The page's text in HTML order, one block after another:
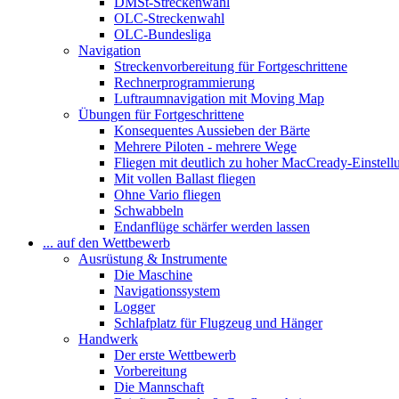
OLC-Streckenwahl
OLC-Bundesliga
Navigation
Streckenvorbereitung für Fortgeschrittene
Rechnerprogrammierung
Luftraumnavigation mit Moving Map
Übungen für Fortgeschrittene
Konsequentes Aussieben der Bärte
Mehrere Piloten - mehrere Wege
Fliegen mit deutlich zu hoher MacCready-
Mit vollen Ballast fliegen
Ohne Vario fliegen
Schwabbeln
Endanflüge schärfer werden lassen
... auf den Wettbewerb
Ausrüstung & Instrumente
Die Maschine
Navigationssystem
Logger
Schlafplatz für Flugzeug und Hänger
Handwerk
Der erste Wettbewerb
Vorbereitung
Die Mannschaft